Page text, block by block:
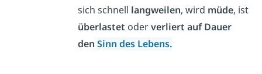
sich schnell langweilen, wird müde, ist
überlastet oderverliert auf Dauer
denSinn des Lebens.